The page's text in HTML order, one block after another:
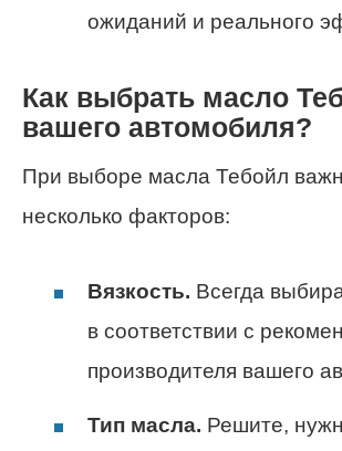
ожиданий и реального
Как выбрать масло
вашего автомобиля?
При выборе масла Тебойл
несколько факторов:
Вязкость. Всегда
в соответствии с
производителя вашего
Тип масла. Решите,